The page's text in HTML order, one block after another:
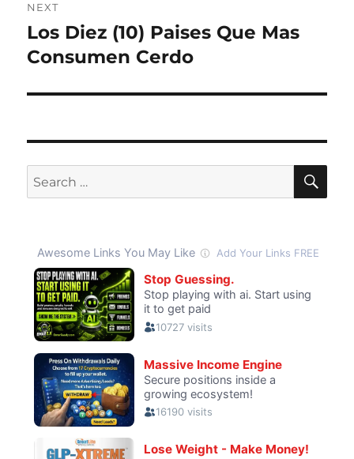
NEXT
Next
post:
Los Diez (10) Paises Que Mas
Consumen Cerdo
Search
for: